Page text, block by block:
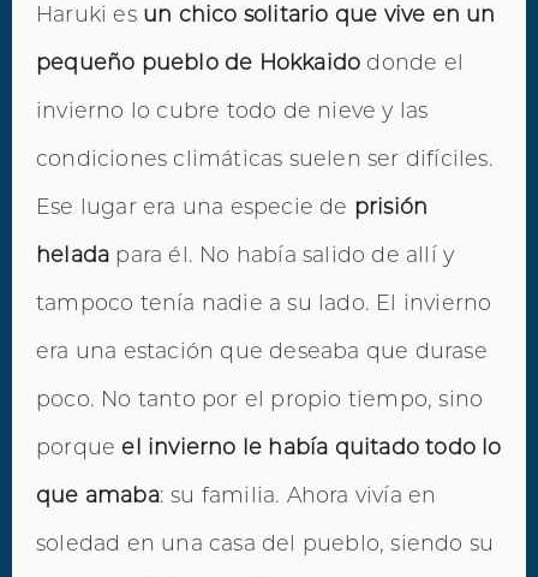
Haruki es un chico solitario que vive en un
pequeño pueblo de Hokkaido donde el
invierno lo cubre todo de nieve y las
condiciones climáticas suelen ser difíciles.
Ese lugar era una especie de prisión
helada para él. No había salido de allí y
tampoco tenía nadie a su lado. El invierno
era una estación que deseaba que durase
poco. No tanto por el propio tiempo, sino
porque el invierno le había quitado todo lo
que amaba: su familia. Ahora vivía en
soledad en una casa del pueblo, siendo su